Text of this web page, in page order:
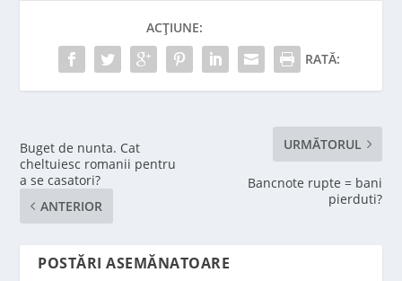
ACȚIUNE:
RATĂ:
Buget de nunta. Cat
cheltuiesc romanii pentru
a se casatori?
ANTERIOR
URMĂTORUL
Bancnote rupte = bani
pierduti?
POSTĂRI ASEMĂNATOARE